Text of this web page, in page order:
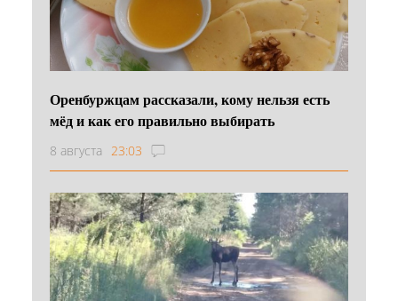
Оренбуржцам рассказали, кому нельзя есть
мёд и как его правильно выбирать
8 августа 23:03